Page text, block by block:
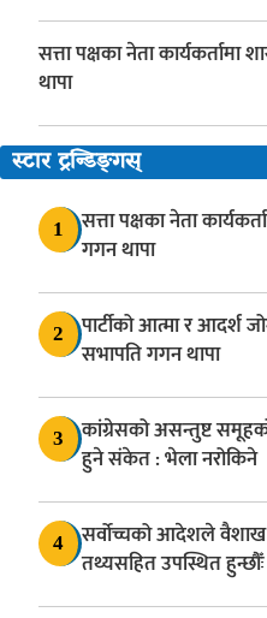
सत्ता पक्षका नेता
थापा
स्टार ट्रन्डिङ्गस्
1
सत्ता पक्षका नेता
गगन थापा
2
पार्टीको आत्मा र आदर्श
सभापति गगन थापा
3
कांग्रेसको असन्तुष्ट
हुने संकेत : भेला नरोकिने
4
सर्वोच्चको आदेशले
तथ्यसहित उपस्थित